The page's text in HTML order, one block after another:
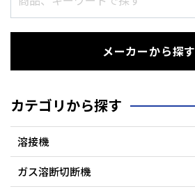
メーカーから探す
カテゴリから探す
溶接機
ガス溶断切断機